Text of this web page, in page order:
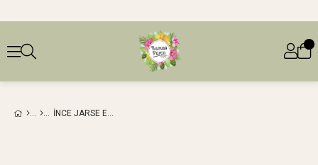
İNCE JARSE EKRU RENKTE (EN 140 CM X BOY 260 CM)